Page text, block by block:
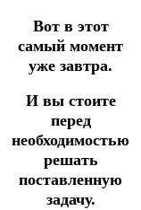
Вот в этот
самый момент
уже завтра.
И вы стоите
перед
необходимостью
решать
поставленную
задачу.